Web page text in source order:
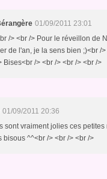
01/09/2011 23:01
/> <br /> Pour le réveillon de
de l'an, je la sens bien ;)<br /
Bises<br /> <br /> <br /> <br />
01/09/2011 20:36
sont vraiment jolies ces petites
bisous ^^<br /> <br /> <br />